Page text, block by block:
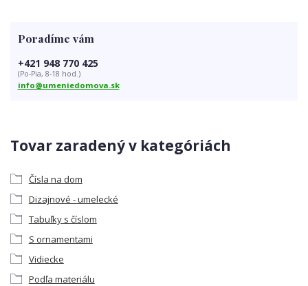
Tovar zaradený v kategóriách
Čísla na dom
Dizajnové - umelecké
Tabuľky s číslom
S ornamentami
Vidiecke
Podľa materiálu
Poradíme vám
+421 948 770 425
(Po-Pia, 8-18 hod.)
info@umeniedomova.sk